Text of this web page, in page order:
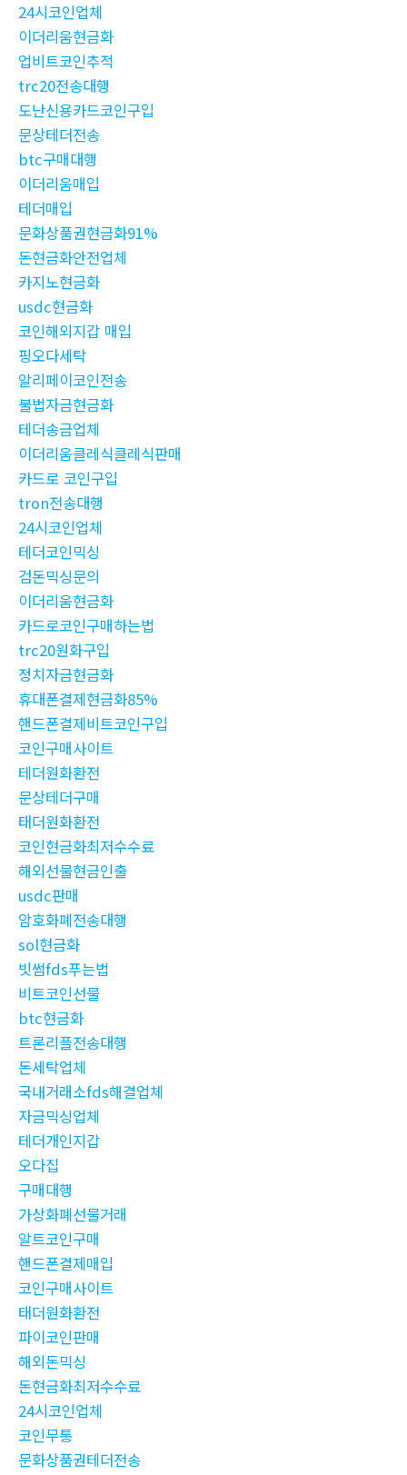
24시코인업체
이더리움현금화
업비트코인추적
trc20전송대행
도난신용카드코인구입
문상테더전송
btc구매대행
이더리움매입
테더매입
문화상품권현금화91%
돈현금화안전업체
카지노현금화
usdc현금화
코인해외지갑 매입
핑오다세탁
알리페이코인전송
불법자금현금화
테더송금업체
이더리움클레식클레식판매
카드로 코인구입
tron전송대행
24시코인업체
테더코인믹싱
검돈믹싱문의
이더리움현금화
카드로코인구매하는법
trc20원화구입
정치자금현금화
휴대폰결제현금화85%
핸드폰결제비트코인구입
코인구매사이트
테더원화환전
문상테더구매
태더원화환전
코인현금화최저수수료
해외선물현금인출
usdc판매
암호화폐전송대행
sol현금화
빗썸fds푸는법
비트코인선물
btc현금화
트론리플전송대행
돈세탁업체
국내거래소fds해결업체
자금믹싱업체
테더개인지갑
오다집
구매대행
가상화폐선물거래
알트코인구매
핸드폰결제매입
코인구매사이트
태더원화환전
파이코인판매
해외돈믹싱
돈현금화최저수수료
24시코인업체
코인무통
문화상품권테더전송